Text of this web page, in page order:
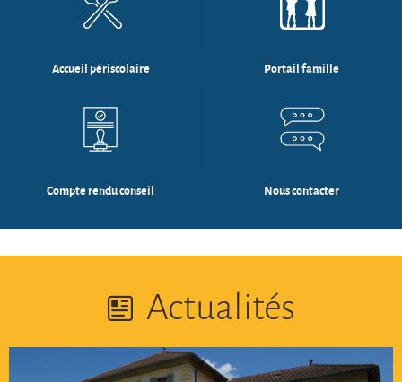
Accueil périscolaire Portail famille
Compte rendu conseil Nous contacter
Actualités